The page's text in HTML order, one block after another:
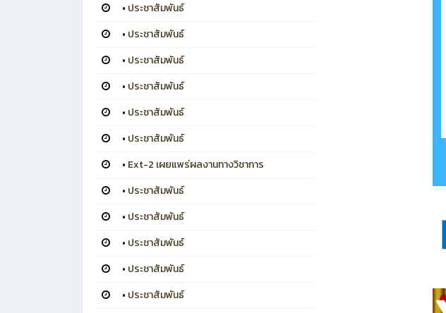
• ประชาสัมพันธ์
• ประชาสัมพันธ์
• ประชาสัมพันธ์
• ประชาสัมพันธ์
• ประชาสัมพันธ์
• ประชาสัมพันธ์
• Ext-2 เผยแพร่ผลงานทางวิชาการ
• ประชาสัมพันธ์
• ประชาสัมพันธ์
• ประชาสัมพันธ์
• ประชาสัมพันธ์
• ประชาสัมพันธ์